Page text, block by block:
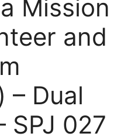
Mission
and
– Dual
SPJ 027